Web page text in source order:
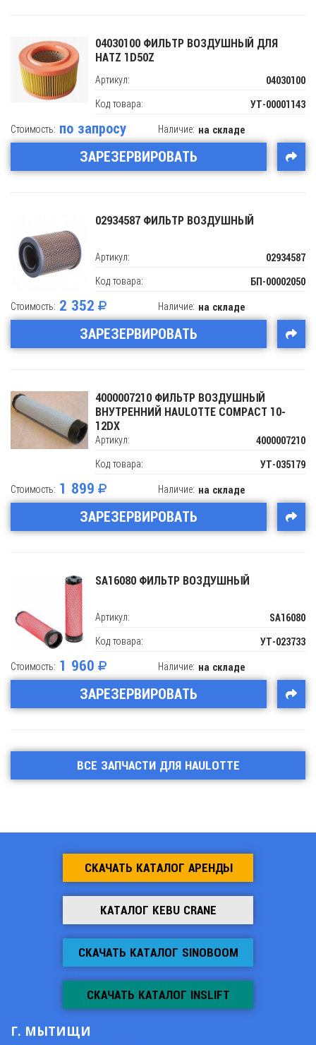
04030100 ФИЛЬТР ВОЗДУШНЫЙ ДЛЯ
HATZ 1D50Z
Артикул:
04030100
Код товара: УТ-00001143
Стоимость: по запросу
ЗАРЕЗЕРВИРОВАТЬ
Наличие: на складе
02934587 ФИЛЬТР ВОЗДУШНЫЙ
Артикул: 02934587
Код товара: БП-00002050
Стоимость: 2 352
ЗАРЕЗЕРВИРОВАТЬ
Наличие: на складе
4000007210 ФИЛЬТР ВОЗДУШНЫЙ
ВНУТРЕННИЙ HAULOTTE COMPACT 10-
12DX
Артикул:
4000007210
Код товара: УТ-035179
Стоимость: 1 899
ЗАРЕЗЕРВИРОВАТЬ
Наличие: на складе
SA16080 ФИЛЬТР ВОЗДУШНЫЙ
Артикул: SA16080
Код товара: УТ-023733
Стоимость: 1 960
ЗАРЕЗЕРВИРОВАТЬ
Наличие: на складе
ВСЕ ЗАПЧАСТИ ДЛЯ HAULOTTE
СКАЧАТЬ КАТАЛОГ АРЕНДЫ
КАТАЛОГ KEBU CRANE
СКАЧАТЬ КАТАЛОГ SINOBOOM
СКАЧАТЬ КАТАЛОГ INSLIFT
Г. МЫТИЩИ